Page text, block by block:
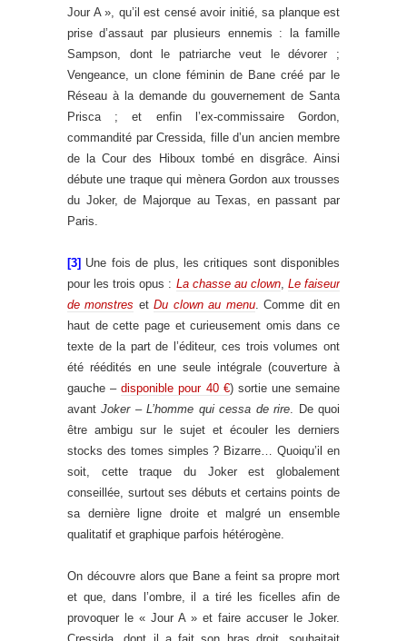
Jour A », qu’il est censé avoir initié, sa planque est
prise d’assaut par plusieurs ennemis : la famille
Sampson, dont le patriarche veut le dévorer ;
Vengeance, un clone féminin de Bane créé par le
Réseau à la demande du gouvernement de Santa
Prisca ; et enfin l’ex-commissaire Gordon,
commandité par Cressida, fille d’un ancien membre
de la Cour des Hiboux tombé en disgrâce. Ainsi
débute une traque qui mènera Gordon aux trousses
du Joker, de Majorque au Texas, en passant par
Paris.
[3] Une fois de plus, les critiques sont disponibles
pour les trois opus : La chasse au clown, Le faiseur
de monstres etDu clown au menu. Comme dit en
haut de cette page et curieusement omis dans ce
texte de la part de l’éditeur, ces trois volumes ont
été réédités en une seule intégrale (couverture à
gauche –disponible pour 40 €) sortie une semaine
avantJoker – L’homme qui cessa de rire. De quoi
être ambigu sur le sujet et écouler les derniers
stocks des tomes simples ? Bizarre… Quoiqu’il en
soit, cette traque du Joker est globalement
conseillée, surtout ses débuts et certains points de
sa dernière ligne droite et malgré un ensemble
qualitatif et graphique parfois hétérogène.
On découvre alors que Bane a feint sa propre mort
et que, dans l’ombre, il a tiré les ficelles afin de
provoquer le « Jour A » et faire accuser le Joker.